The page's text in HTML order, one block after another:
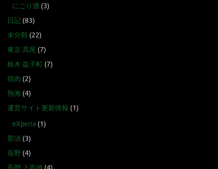
にごり酒 (3)
日記 (83)
未分類 (22)
東京 高尾 (7)
栃木 益子町 (7)
焼肉 (2)
熱海 (4)
運営サイト更新情報 (1)
eXperia (1)
那須 (3)
長野 (4)